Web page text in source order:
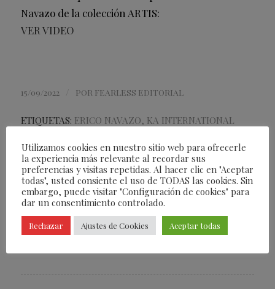
Navazo de la colección ARTIS:
VER VIDEO
15/09/2022 POR FEARLESS EDITORIAL
ETIQUETAS: ERICO NAVAZO, KA INTERNATIONAL
Compartir esta entrada
Utilizamos cookies en nuestro sitio web para ofrecerle
la experiencia más relevante al recordar sus
preferencias y visitas repetidas. Al hacer clic en "Aceptar
todas", usted consiente el uso de TODAS las cookies. Sin
embargo, puede visitar "Configuración de cookies" para
dar un consentimiento controlado.
Rechazar Ajustes de Cookies Aceptar todas